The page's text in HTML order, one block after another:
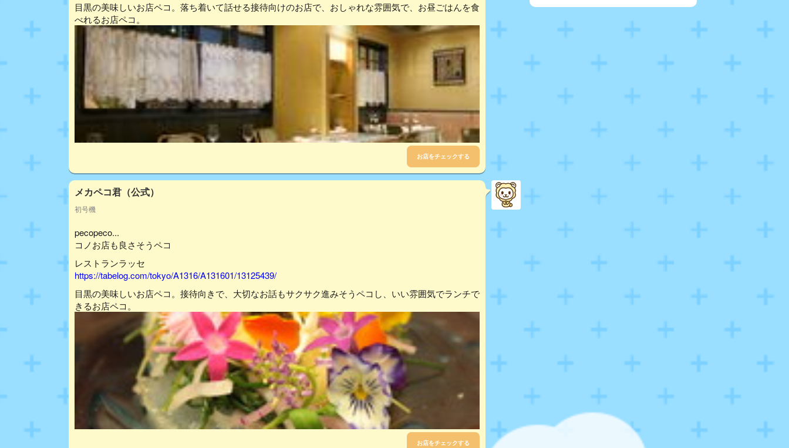
目黒の美味しいお店ペコ。落ち着いて話せる接待向けのお店で、おしゃれな雰囲気で、お昼ごはんを食
べれるお店ペコ。
お店をチェックする
メカペコ君（公式）
初号機
pecopeco...
コノお店も良さそうペコ
レストランラッセ
https://tabelog.com/tokyo/A1316/A131601/13125439/
目黒の美味しいお店ペコ。接待向きで、大切なお話もサクサク進みそうペコし、いい雰囲気でランチで
きるお店ペコ。
お店をチェックする